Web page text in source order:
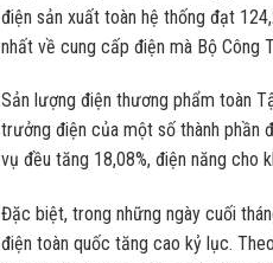
điện sản xuất toàn hệ thống đạt
nhất về cung cấp điện mà Bộ Công
Sản lượng điện thương phẩm toàn
trưởng điện của một số thành phần
vụ đều tăng 18,08%, điện năng cho
Đặc biệt, trong những ngày cuối
điện toàn quốc tăng cao kỷ lục.